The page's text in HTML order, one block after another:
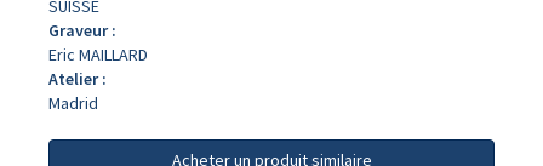
SUISSE
Graveur :
Eric MAILLARD
Atelier :
Madrid
Acheter un produit similaire